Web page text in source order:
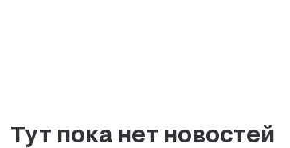
Тут пока нет новостей